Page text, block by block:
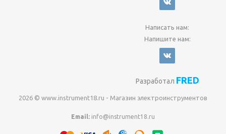
Написать нам:
Напишите нам:
Разработал FRED
2026 © www.instrument18.ru - Магазин электроинструментов
Email: info@instrument18.ru